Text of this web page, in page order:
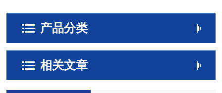
产品分类
相关文章